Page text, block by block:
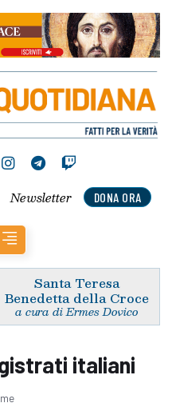
DONA ORA
Newsletter
Santa Teresa
Benedetta della Croce
a cura di Ermes Dovico
italiani